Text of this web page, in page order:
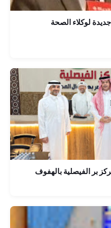
لوكلاء الصحة
بر الفيصلية بالهفوف